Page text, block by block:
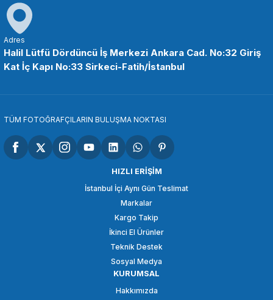
K&F
K&F Concept 77mm B-SERIES ND2-ND400 (1 ile 9 Stop) ND Filtre
K&F
K&F Concept 82mm B-SERIES ND2-ND400 (1 ile 9 Stop) ND Filtre
SEPETE EKLE
K&F Concept KF0800 11'i 1 Arada Yukarı Halka Seti
Adres
Halil Lütfü Dördüncü İş Merkezi Ankara Cad. No:32 Giriş
Kat İç Kapı No:33 Sirkeci-Fatih/İstanbul
TÜM FOTOĞRAFÇILARIN BULUŞMA NOKTASI
HIZLI ERİŞİM
İstanbul İçi Aynı Gün Teslimat
Markalar
Kargo Takip
İkinci El Ürünler
Teknik Destek
Sosyal Medya
KURUMSAL
Hakkımızda